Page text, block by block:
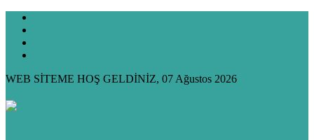
WEB SİTEME HOŞ GELDİNİZ, 07 Ağustos 2026